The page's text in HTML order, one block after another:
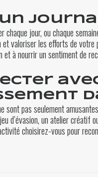
un
chaque jour, ou chaque
valoriser les efforts de votre
à nourrir un sentiment de
sont pas seulement
d’évasion, un atelier créatif
choisirez-vous pour